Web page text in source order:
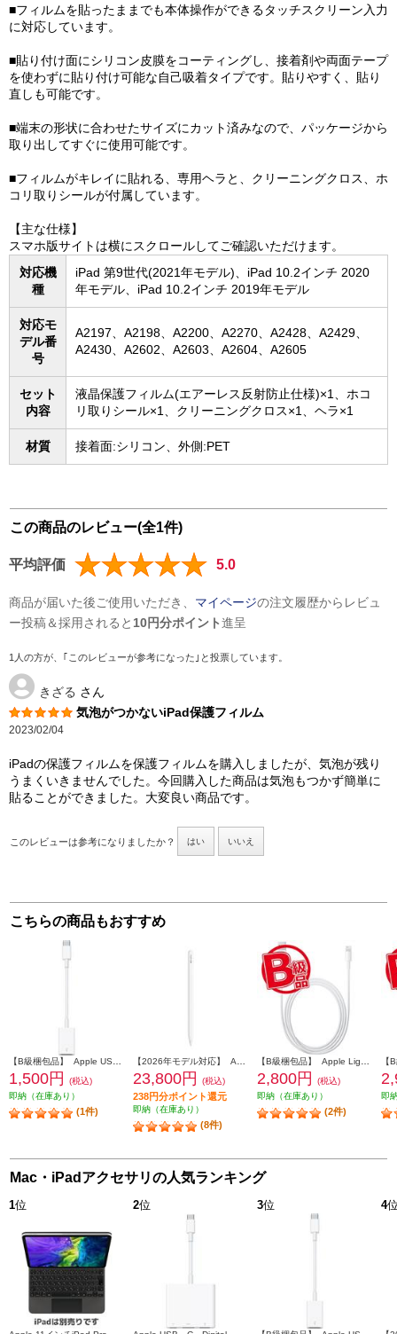
■フィルムを貼ったままでも本体操作ができるタッチスクリーン入力
に対応しています。
■貼り付け面にシリコン皮膜をコーティングし、接着剤や両面テープ
を使わずに貼り付け可能な自己吸着タイプです。貼りやすく、貼り
直しも可能です。
■端末の形状に合わせたサイズにカット済みなので、パッケージから
取り出してすぐに使用可能です。
■フィルムがキレイに貼れる、専用ヘラと、クリーニングクロス、ホ
コリ取りシールが付属しています。
【主な仕様】
スマホ版サイトは横にスクロールしてご確認いただけます。
対応機
種
iPad 第9世代(2021年モデル)、iPad 10.2インチ 2020
年モデル、iPad 10.2インチ 2019年モデル
対応モ
デル番
号
A2197、A2198、A2200、A2270、A2428、A2429、
A2430、A2602、A2603、A2604、A2605
セット
内容
液晶保護フィルム(エアーレス反射防止仕様)×1、ホコ
リ取りシール×1、クリーニングクロス×1、ヘラ×1
材質 接着面:シリコン、外側:PET
この商品のレビュー(全1件)
平均評価 5.0
商品が届いた後ご使用いただき、 マイページの注文履歴からレビュ
ー投稿＆採用されると 10円分ポイント進呈
1人の方が、｢このレビューが参考になった｣と投票しています。
きざる さん
気泡がつかないiPad保護フィルム
2023/02/04
iPadの保護フィルムを保護フィルムを購入しましたが、気泡が残り
うまくいきませんでした。今回購入した商品は気泡もつかず簡単に
貼ることができました。大変良い商品です。
このレビューは参考になりましたか？ はい いいえ
こちらの商品もおすすめ
1,500円
(税込)
即納（在庫あり）
(1件)
23,800円 (税込)
238円分ポイント還元
即納（在庫あり）
(8件)
2,800円
(税込)
即納（在庫あり）
(2件)
即
Mac・iPadアクセサリの人気ランキング
1位 2位 3位 4